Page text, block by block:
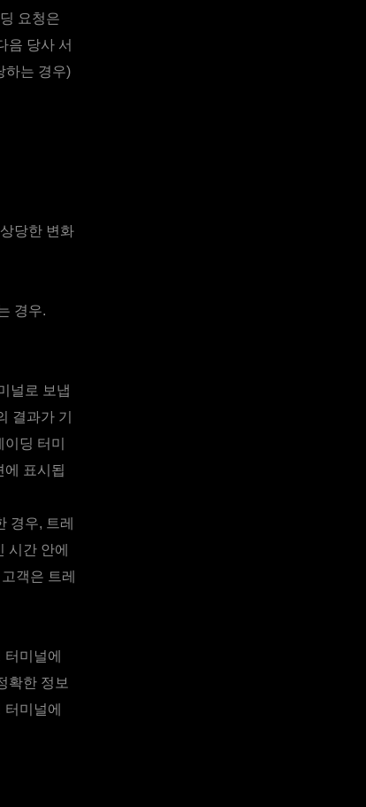
요청은
음 당사 서
하는 경우)
당한 변화
경우.
널로 보냅
결과가 기
딩 터미
에 표시됩
경우, 트레
시간 안에
객은 트레
미널에
확한 정보
미널에